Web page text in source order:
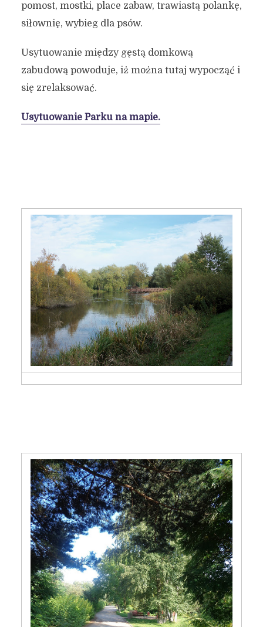
pomost, mostki, place zabaw, trawiastą polankę,
siłownię, wybieg dla psów.
Usytuowanie między gęstą domkową
zabudową powoduje, iż można tutaj wypocząć i
się zrelaksować.
Usytuowanie Parku na mapie.